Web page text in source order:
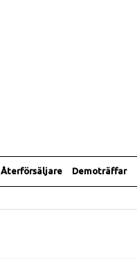
Återförsäljare Demoträffar